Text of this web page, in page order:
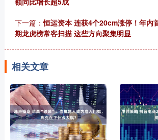
下一篇：恒运资本 连获4个20cm涨停！年内
期龙虎榜常客扫描 这些方向聚集明显
相关文章